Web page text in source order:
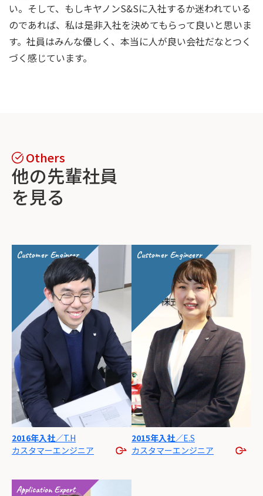
い。そして、もしキヤノンS&Sに入社するか迷われている
のであれば、私は是非入社を決めてもらって良いと思いま
す。社員はみんな優しく、本当に人が良い会社だなとつく
づく感じています。
他の先輩社員
を見る
Customer Engineer
2016年入社／T.H
カスタマーエンジニア
Customer Engineerr
2015年入社／E.S
カスタマーエンジニア
Application Expert